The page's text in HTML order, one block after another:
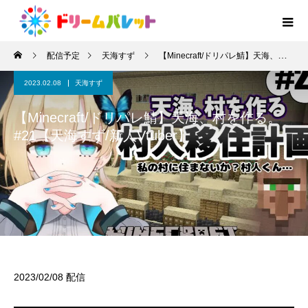
配信予定 天海すず 【Minecraft/ドリパレ鯖】天海、村を作る。#21【天海すず/新人Vtuber】
2023.02.08 天海すず
【Minecraft/ドリパレ鯖】天海、村を作る。
#21【天海すず/新人Vtuber】
2023/02/08 配信